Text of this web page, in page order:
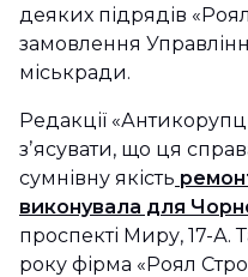
деяких підрядів
замовлення
міськради.
Редакції
зʼясувати, що ця
сумнівну якість
виконувала для
проспекті Миру, 17-А.
року фірма «Роял